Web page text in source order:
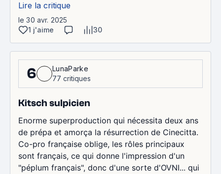
Lire la critique
le 30 avr. 2025
1 j'aime
30
6
LunaParke
77 critiques
Kitsch sulpicien
Enorme superproduction qui nécessita deux ans
de prépa et amorça la résurrection de Cinecitta.
Co-pro française oblige, les rôles principaux
sont français, ce qui donne l'impression d'un
"péplum français", donc d'une sorte d'OVNI... qui